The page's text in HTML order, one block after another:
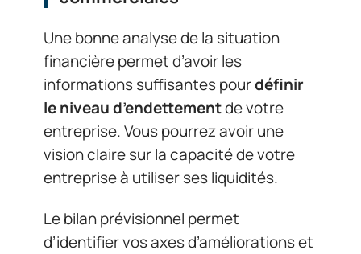
Une bonne analyse de la situation
financière permet d’avoir les
informations suffisantes pourdéfinir
le niveau d’endettementde votre
entreprise. Vous pourrez avoir une
vision claire sur la capacité de votre
entreprise à utiliser ses liquidités.
Le bilan prévisionnel permet
d’identifier vos axes d’améliorations et